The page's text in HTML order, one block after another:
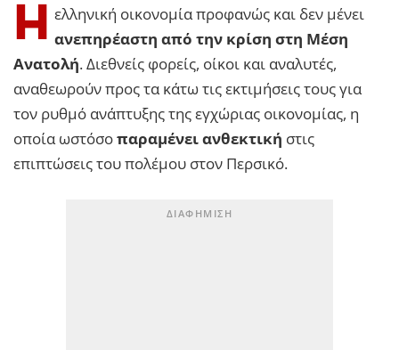
H
ελληνική οικονομία προφανώς και δεν μένει
ανεπηρέαστη από την κρίση στη Μέση
Ανατολή. Διεθνείς φορείς, οίκοι και αναλυτές,
αναθεωρούν προς τα κάτω τις εκτιμήσεις τους για
τον ρυθμό ανάπτυξης της εγχώριας οικονομίας, η
οποία ωστόσοπαραμένει ανθεκτική στις
επιπτώσεις του πολέμου στον Περσικό.